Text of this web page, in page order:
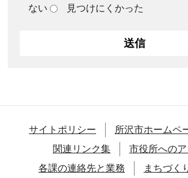
ない
見つけにくかった
サイトポリシー
所沢市ホームペ
関連リンク集
市役所への
各課の連絡先と業務
まちづく